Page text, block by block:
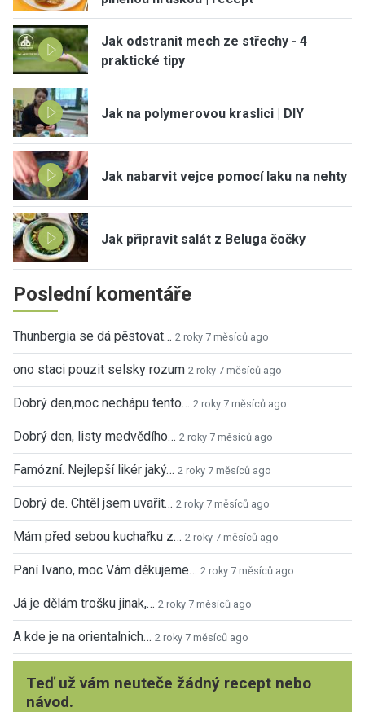
Jak odstranit mech ze střechy - 4
praktické tipy
Jak na polymerovou kraslici | DIY
Jak nabarvit vejce pomocí laku na nehty
Jak připravit salát z Beluga čočky
Poslední komentáře
Thunbergia se dá pěstovat… 2 roky 7 měsíců ago
ono staci pouzit selsky rozum 2 roky 7 měsíců ago
Dobrý den,moc nechápu tento… 2 roky 7 měsíců ago
Dobrý den, listy medvědího… 2 roky 7 měsíců ago
Famózní. Nejlepší likér jaký… 2 roky 7 měsíců ago
Dobrý de. Chtěl jsem uvařit… 2 roky 7 měsíců ago
Mám před sebou kuchařku z… 2 roky 7 měsíců ago
Paní Ivano, moc Vám děkujeme… 2 roky 7 měsíců ago
Já je dělám trošku jinak,… 2 roky 7 měsíců ago
A kde je na orientalnich… 2 roky 7 měsíců ago
Teď už vám neuteče žádný recept nebo
návod.